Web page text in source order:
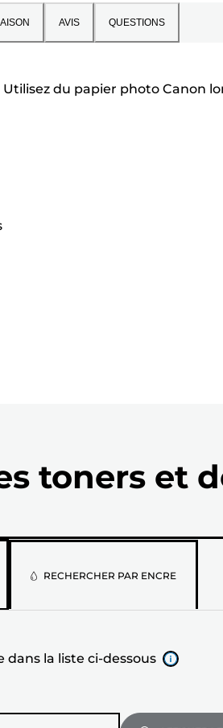
AVIS QUESTIONS
du papier photo Canon
toners et
RECHERCHER PAR ENCRE
la liste ci-dessous